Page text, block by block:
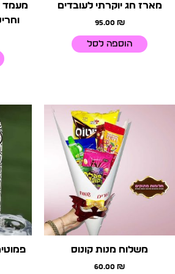
מארז חג יוקרתי לעובדים
95.00 ₪
הוספה לסל
משלוח מנות קונוס
60.00 ₪